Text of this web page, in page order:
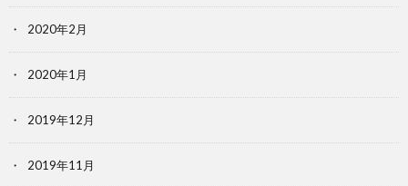
2020年2月
2020年1月
2019年12月
2019年11月